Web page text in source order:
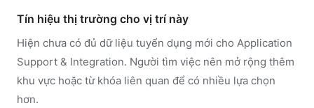
Tín hiệu thị trường cho vị trí này
Hiện chưa có đủ dữ liệu tuyển dụng mới cho Application
Support & Integration. Người tìm việc nên mở rộng thêm
khu vực hoặc từ khóa liên quan để có nhiều lựa chọn
hơn.